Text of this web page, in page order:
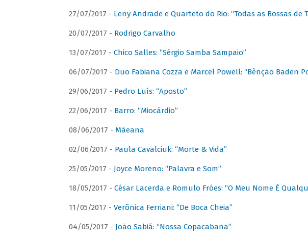
27/07/2017 - Leny Andrade e Quarteto do Rio: “Todas as Bossas de
20/07/2017 - Rodrigo Carvalho
13/07/2017 - Chico Salles: “Sérgio Samba Sampaio”
06/07/2017 - Duo Fabiana Cozza e Marcel Powell: “Bênção Baden
29/06/2017 - Pedro Luís: “Aposto”
22/06/2017 - Barro: “Miocárdio”
08/06/2017 - Mãeana
02/06/2017 - Paula Cavalciuk: “Morte & Vida”
25/05/2017 - Joyce Moreno: “Palavra e Som”
18/05/2017 - César Lacerda e Romulo Fróes: “O Meu Nome É
11/05/2017 - Verônica Ferriani: “De Boca Cheia”
04/05/2017 - João Sabiá: “Nossa Copacabana”